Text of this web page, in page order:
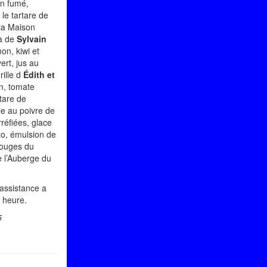
fumé,
tartare de
Maison
de Sylvain
kiwi et
jus au
d Édith et
tomate
de
au poivre de
glace
émulsion de
du
du
a